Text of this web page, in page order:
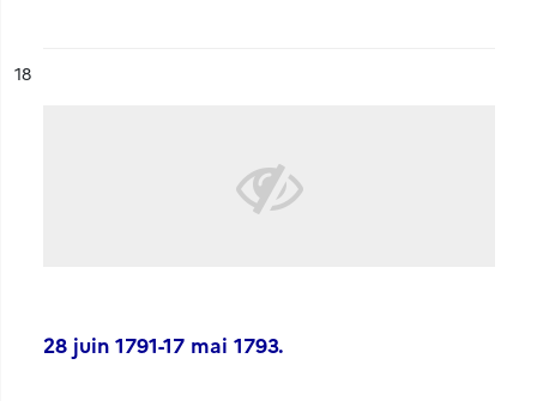
n°
18
28 juin 1791-17 mai 1793.